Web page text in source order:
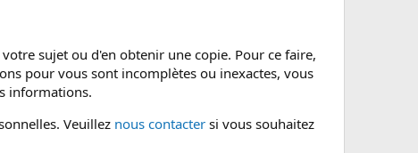
sujet ou d'en obtenir une copie. Pour ce faire,
pour vous sont incomplètes ou inexactes, vous
informations.
Veuillez nous contacter si vous souhaitez